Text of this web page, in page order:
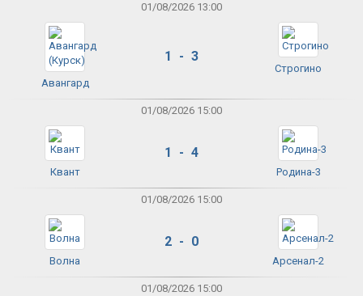
01/08/2026 13:00
Авангард
1 - 3
Строгино
01/08/2026 15:00
Квант
1 - 4
Родина-3
01/08/2026 15:00
Волна
2 - 0
Арсенал-2
01/08/2026 15:00